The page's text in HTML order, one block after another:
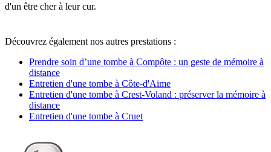
d'un être cher à leur cur.
Découvrez également nos autres prestations :
Prendre soin d’une tombe à Compôte : un geste de mémoire à
distance
Entretien d'une tombe à Côte-d'Aime
Entretien d'une tombe à Crest-Voland : préserver la mémoire à
distance
Entretien d'une tombe à Cruet